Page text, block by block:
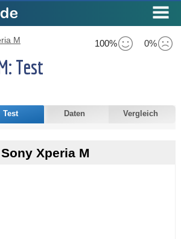
100% 0%
M
Test
Test Daten Vergleich
Sony Xperia M